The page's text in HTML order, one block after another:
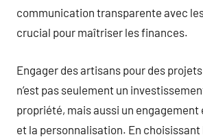
communication transparente avec
crucial pour maîtriser les finances.
Engager des artisans pour des
n’est pas seulement un
propriété, mais aussi un engagement
et la personnalisation. En choisissant